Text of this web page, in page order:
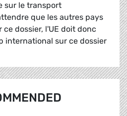
sur le transport
que les autres pays
dossier, l'UE doit donc
international sur ce dossier